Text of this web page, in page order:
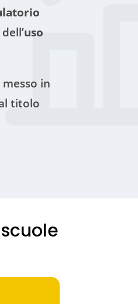
uso
in
titolo